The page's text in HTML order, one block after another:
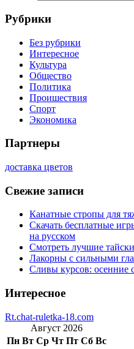
Рубрики
Без рубрики
Интересное
Культура
Общество
Политика
Проишествия
Спорт
Экономика
Партнеры
доставка цветов
Свежие записи
Канатные стропы для
Скачать бесплатные
на русском
Смотреть лучшие
Лакорны с сильными
Сливы курсов: осенние
Интересное
Rt.chat-ruletka-18.com
Август 2026
Пн Вт Ср Чт Пт Сб Вс